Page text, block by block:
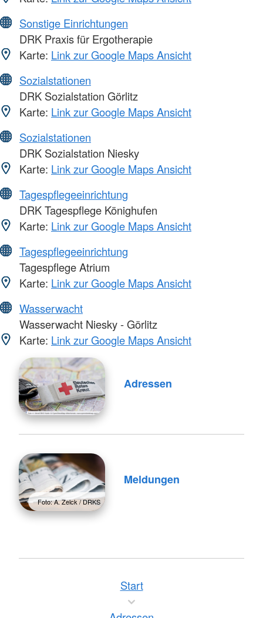
Sonstige Einrichtungen
DRK Praxis für Ergotherapie
Karte: Link zur Google Maps Ansicht
Sozialstationen
DRK Sozialstation Görlitz
Karte: Link zur Google Maps Ansicht
Sozialstationen
DRK Sozialstation Niesky
Karte: Link zur Google Maps Ansicht
Tagespflegeeinrichtung
DRK Tagespflege Könighufen
Karte: Link zur Google Maps Ansicht
Tagespflegeeinrichtung
Tagespflege Atrium
Karte: Link zur Google Maps Ansicht
Wasserwacht
Wasserwacht Niesky - Görlitz
Karte: Link zur Google Maps Ansicht
Adressen
Foto: A. Zelck / DRKS
Meldungen
Start